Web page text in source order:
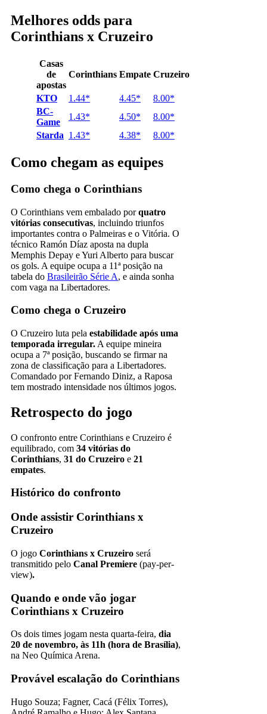
Melhores odds para
Corinthians x Cruzeiro
Casas
de
apostas
Corinthians Empate Cruzeiro
KTO 1.44* 4.45*
8.00*
BC-
Game
1.43* 4.50*
8.00*
Starda 1.43* 4.38* 8.00*
Como chegam as equipes
Como chega o Corinthians
O Corinthians vem embalado porquatro
vitórias consecutivas, incluindo triunfos
importantes contra o Palmeiras e o Vitória. O
técnico Ramón Díaz aposta na dupla
Memphis Depay e Yuri Alberto para buscar
os gols. A equipe ocupa a 11ª posição na
tabela do Brasileirão Série A, e ainda sonha
com vaga na Libertadores​.
Como chega o Cruzeiro
O Cruzeiro luta pela estabilidade após uma
temporada irregular. A equipe mineira
ocupa a 7ª posição, buscando se firmar na
zona de classificação para a Libertadores.
Comandado por Fernando Diniz, a Raposa
tem mostrado intensidade nos últimos jogos.
Retrospecto do jogo
O confronto entre Corinthians e Cruzeiro é
equilibrado, com 34 vitórias do
Corinthians, 31 do Cruzeiro e 21
empates.
Histórico do confronto
Onde assistir Corinthians x
Cruzeiro
O jogo Corinthians x Cruzeiro será
transmitido pelo Canal Premiere (pay-per-
view).
Quando e onde vão jogar
Corinthians x Cruzeiro
Os dois times jogam nesta quarta-feira, dia
20 de novembro, às 11h (hora de Brasília),
na Neo Química Arena.
Provável escalação do Corinthians
Hugo Souza; Fagner, Cacá (Félix Torres),